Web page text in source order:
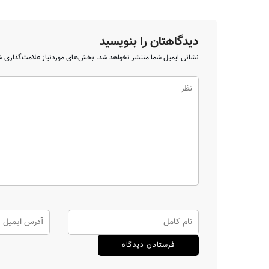
دیدگاهتان را بنویسید
نشانی ایمیل شما منتشر نخواهد شد. بخش‌های موردنیاز علامت‌گذاری